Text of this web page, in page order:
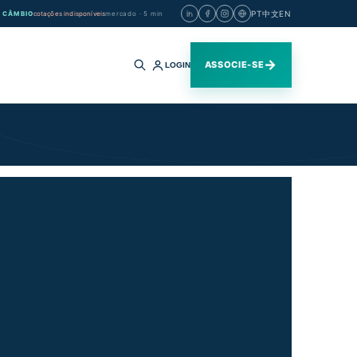
CÂMBIOcotações indisponíveismercado · 5 min PT中文EN
Buscar
site
LOGIN ASSOCIE-SE→